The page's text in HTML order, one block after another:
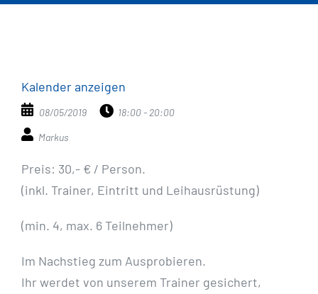
Kalender anzeigen
08/05/2019 18:00 - 20:00
Markus
Preis: 30,- € / Person.
(inkl. Trainer, Eintritt und Leihausrüstung)
(min. 4, max. 6 Teilnehmer)
Im Nachstieg zum Ausprobieren.
Ihr werdet von unserem Trainer gesichert,